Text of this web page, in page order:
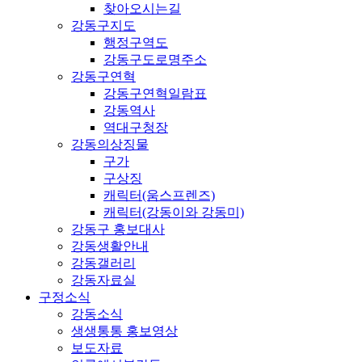
찾아오시는길
강동구지도
행정구역도
강동구도로명주소
강동구연혁
강동구연혁일람표
강동역사
역대구청장
강동의상징물
구가
구상징
캐릭터(움스프렌즈)
캐릭터(강동이와 강동미)
강동구 홍보대사
강동생활안내
강동갤러리
강동자료실
구정소식
강동소식
생생통통 홍보영상
보도자료